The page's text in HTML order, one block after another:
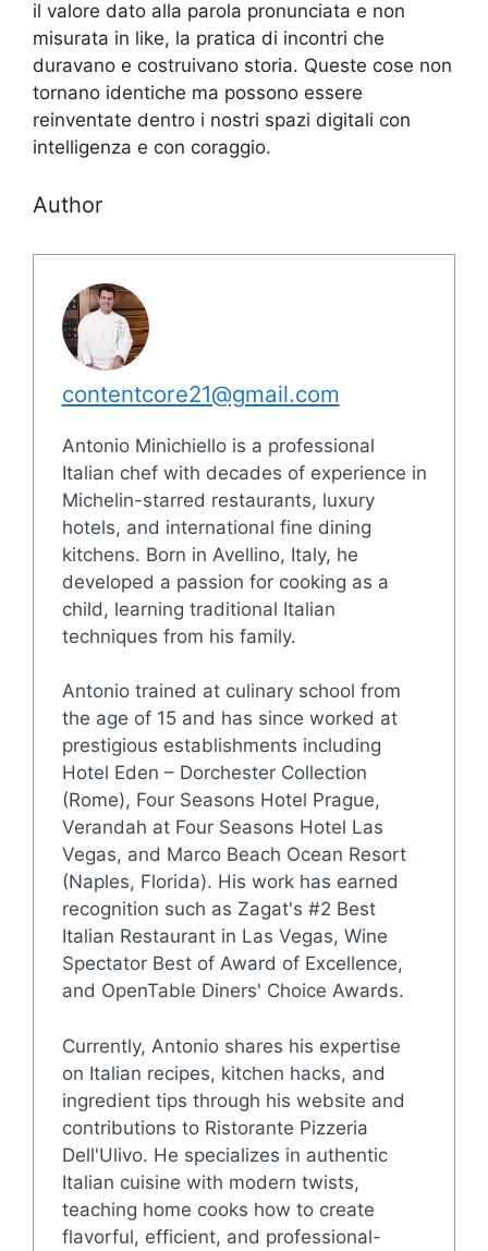
il valore dato alla parola pronunciata e non
misurata in like, la pratica di incontri che
duravano e costruivano storia. Queste cose non
tornano identiche ma possono essere
reinventate dentro i nostri spazi digitali con
intelligenza e con coraggio.
Author
contentcore21@gmail.com
Antonio Minichiello is a professional
Italian chef with decades of experience in
Michelin-starred restaurants, luxury
hotels, and international fine dining
kitchens. Born in Avellino, Italy, he
developed a passion for cooking as a
child, learning traditional Italian
techniques from his family.
Antonio trained at culinary school from
the age of 15 and has since worked at
prestigious establishments including
Hotel Eden – Dorchester Collection
(Rome), Four Seasons Hotel Prague,
Verandah at Four Seasons Hotel Las
Vegas, and Marco Beach Ocean Resort
(Naples, Florida). His work has earned
recognition such as Zagat's #2 Best
Italian Restaurant in Las Vegas, Wine
Spectator Best of Award of Excellence,
and OpenTable Diners' Choice Awards.
Currently, Antonio shares his expertise
on Italian recipes, kitchen hacks, and
ingredient tips through his website and
contributions to Ristorante Pizzeria
Dell'Ulivo. He specializes in authentic
Italian cuisine with modern twists,
teaching home cooks how to create
flavorful, efficient, and professional-